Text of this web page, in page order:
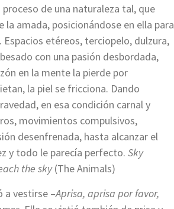
de una naturaleza tal, que
amada, posicionándose en ella para
etéreos, terciopelo, dulzura,
con una pasión desbordada,
en la mente la pierde por
la piel se fricciona. Dando
en esa condición carnal y
movimientos compulsivos,
desenfrenada, hasta alcanzar el
y todo le parecía perfecto. Sky
the sky(The Animals)
a vestirse –Aprisa, aprisa por favor,